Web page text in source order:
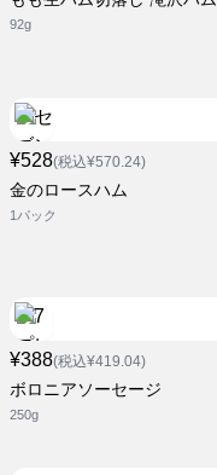
92g
¥528(税込¥570.24)
金のロースハム
1パック
¥388(税込¥419.04)
ボロニアソーセージ
250g